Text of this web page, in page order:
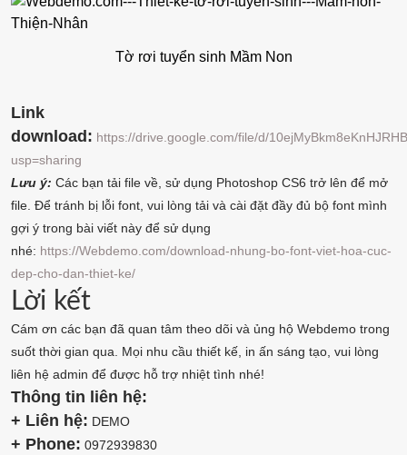
Tờ rơi tuyển sinh Mầm Non
Link
download: https://drive.google.com/file/d/
usp=sharing
Lưu ý: Các bạn tải file về, sử dụng Photoshop CS6 trở lên để mở
file. Để tránh bị lỗi font, vui lòng tải và cài đặt đầy đủ bộ font mình
gợi ý trong bài viết này để sử dụng
nhé: https://Webdemo.com/download-nhung-bo-font-viet-hoa-cuc-
dep-cho-dan-thiet-ke/
Lời kết
Cám ơn các bạn đã quan tâm theo dõi và ủng hộ Webdemo trong
suốt thời gian qua. Mọi nhu cầu thiết kế, in ấn sáng tạo, vui lòng
liên hệ admin để được hỗ trợ nhiệt tình nhé!
Thông tin liên hệ:
+ Liên hệ: DEMO
+ Phone: 0972939830